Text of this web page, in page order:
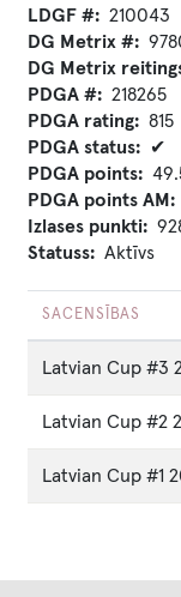
LDGF #
210043
DG Metrix #
DG Metrix
PDGA #
218265
PDGA rating
815
PDGA status
✔
PDGA points
PDGA points AM
Izlases punkti
Statuss
Aktīvs
SACENSĪBAS
Latvian Cup #3
Latvian Cup #2
Latvian Cup #1